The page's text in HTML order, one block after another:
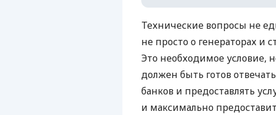
Технические вопросы не
не просто о генераторах и
Это необходимое условие,
должен быть готов
банков и предоставлять
и максимально